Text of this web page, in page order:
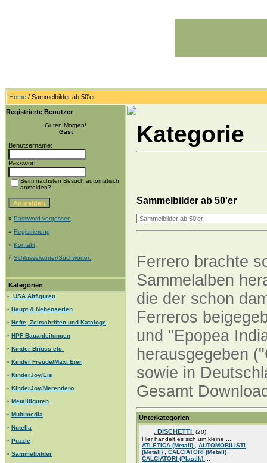
Home / Sammelbilder ab 50'er
Registrierte Benutzer
Guten Morgen!
Gast
Benutzername:
Passwort:
Beim nächsten Besuch automatisch
anmelden?
» Password vergessen
» Registrierung
» Kontakt
» Schlüsselwörter/Suchwörter:
Kategorien
»
.USA Altfiguren
» Haupt & Nebenserien
» Hefte, Zeitschriften und Kataloge
» HPF Bauanleitungen
» Kinder Brioss etc.
» Kinder Freude/Maxi Eier
» KinderJoy/Eis
» KinderJoy/Merendero
» Metallfiguren
» Multimedia
» Nutella
» Puzzle
» Sammelbilder
Kategorie
Sammelbilder ab 50'er
Ferrero brachte
Sammelalben
die der schon
Ferreros
und "Epopea
herausgegeben
sowie in
Gesamt
Unterkategorien
. DISCHETTI (20)
Hier handelt es sich um kleine ....
ATLETICA (Metall)
AUTOMOBILISTI
(Metall)
CALCIATORI (Metall)
CALCIATORI (Plastik)